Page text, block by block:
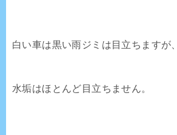
白い車は黒い雨ジミは目立ちますが、
水垢はほとんど目立ちません。